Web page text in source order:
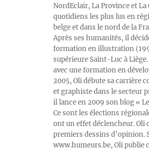
NordEclair, La Province et La
quotidiens les plus lus en
belge et dans le nord de la
Après ses humanités, il
formation en illustration
supérieure Saint-Luc à
avec une formation en
2005, Oli débute sa carrière
et graphiste dans le secteur
il lance en 2009 son blog «
Ce sont les élections
ont un effet déclencheur. Oli
premiers dessins d’opinion.
www.humeurs.be, Oli publie